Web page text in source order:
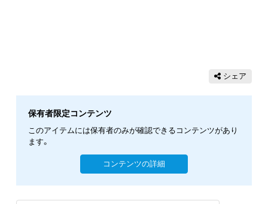
シェア
保有者限定コンテンツ
このアイテムには保有者のみが確認できるコンテンツがあり
ます。
コンテンツの詳細